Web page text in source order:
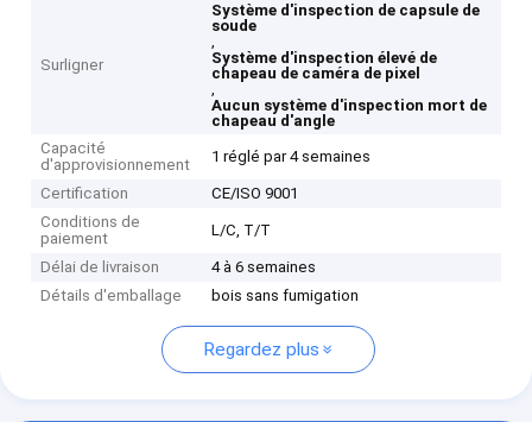
Surligner
Système d'inspection de capsule de
soude
,
Système d'inspection élevé de
chapeau de caméra de pixel
,
Aucun système d'inspection mort de
chapeau d'angle
Capacité
d'approvisionnement
1 réglé par 4 semaines
Certification
CE/ISO 9001
Conditions de
paiement
L/C, T/T
Délai de livraison
4 à 6 semaines
Détails d'emballage
bois sans fumigation
Regardez plus